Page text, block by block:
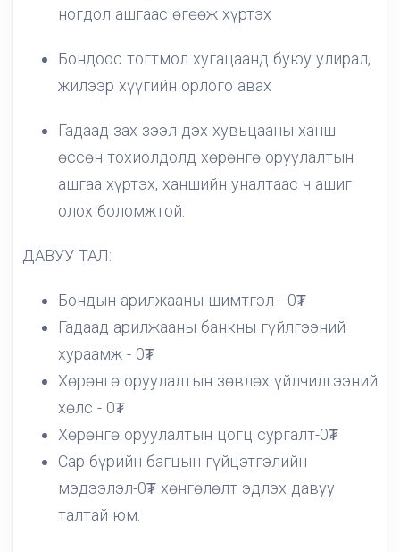
ногдол ашгаас өгөөж хүртэх
Бондоос тогтмол хугацаанд буюу улирал,
жилээр хүүгийн орлого авах
Гадаад зах зээл дэх хувьцааны ханш
өссөн тохиолдолд хөрөнгө оруулалтын
ашгаа хүртэх, ханшийн уналтаас ч ашиг
олох боломжтой.
ДАВУУ ТАЛ:
Бондын арилжааны шимтгэл - 0₮
Гадаад арилжааны банкны гүйлгээний
хураамж - 0₮
Хөрөнгө оруулалтын зөвлөх үйлчилгээний
хөлс - 0₮
Хөрөнгө оруулалтын цогц сургалт-0₮
Сар бүрийн багцын гүйцэтгэлийн
мэдээлэл-0₮ хөнгөлөлт эдлэх давуу
талтай юм.